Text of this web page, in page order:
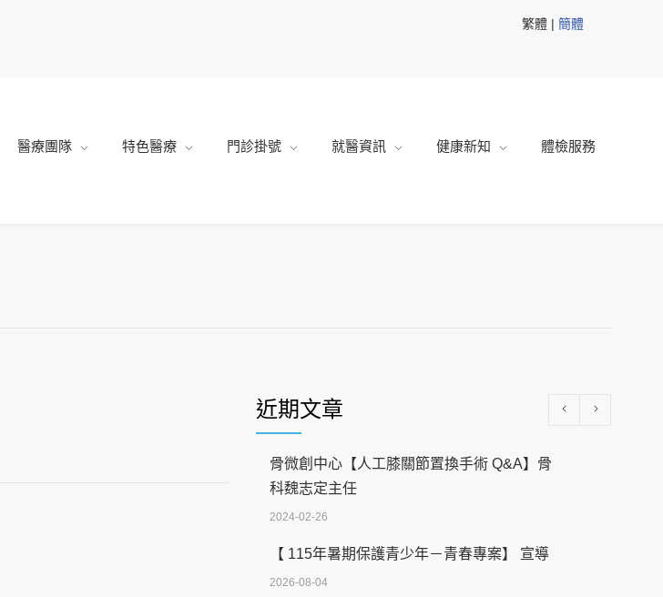
繁體 | 簡體
醫療團隊 特色醫療 門診掛號 就醫資訊 健康新知 體檢服務
近期文章
骨微創中心【人工膝關節置換手術 Q&A】骨
科魏志定主任
2024-02-26
【 115年暑期保護青少年－青春專案】 宣導
2026-08-04